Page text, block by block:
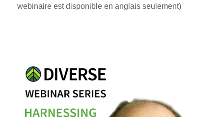
webinaire est disponible en anglais seulement)